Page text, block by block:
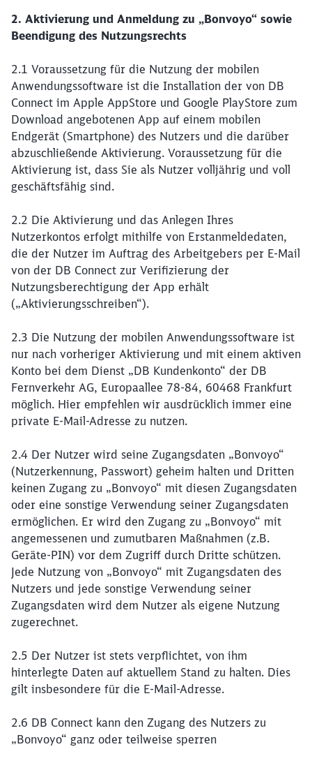
2. Aktivierung und Anmeldung zu „Bonvoyo“ sowie
Beendigung des Nutzungsrechts
2.1 Voraussetzung für die Nutzung der mobilen
Anwendungssoftware ist die Installation der von DB
Connect im Apple AppStore und Google PlayStore zum
Download angebotenen App auf einem mobilen
Endgerät (Smartphone) des Nutzers und die darüber
abzuschließende Aktivierung. Voraussetzung für die
Aktivierung ist, dass Sie als Nutzer volljährig und voll
geschäftsfähig sind.
2.2 Die Aktivierung und das Anlegen Ihres
Nutzerkontos erfolgt mithilfe von Erstanmeldedaten,
die der Nutzer im Auftrag des Arbeitgebers per E-Mail
von der DB Connect zur Verifizierung der
Nutzungsberechtigung der App erhält
(„Aktivierungsschreiben“).
2.3 Die Nutzung der mobilen Anwendungssoftware ist
nur nach vorheriger Aktivierung und mit einem aktiven
Konto bei dem Dienst „DB Kundenkonto“ der DB
Fernverkehr AG, Europaallee 78-84, 60468 Frankfurt
möglich. Hier empfehlen wir ausdrücklich immer eine
private E-Mail-Adresse zu nutzen.
2.4 Der Nutzer wird seine Zugangsdaten „Bonvoyo“
(Nutzerkennung, Passwort) geheim halten und Dritten
keinen Zugang zu „Bonvoyo“ mit diesen Zugangsdaten
oder eine sonstige Verwendung seiner Zugangsdaten
ermöglichen. Er wird den Zugang zu „Bonvoyo“ mit
angemessenen und zumutbaren Maßnahmen (z.B.
Geräte-PIN) vor dem Zugriff durch Dritte schützen.
Jede Nutzung von „Bonvoyo“ mit Zugangsdaten des
Nutzers und jede sonstige Verwendung seiner
Zugangsdaten wird dem Nutzer als eigene Nutzung
zugerechnet.
2.5 Der Nutzer ist stets verpflichtet, von ihm
hinterlegte Daten auf aktuellem Stand zu halten. Dies
gilt insbesondere für die E-Mail-Adresse.
2.6 DB Connect kann den Zugang des Nutzers zu
„Bonvoyo“ ganz oder teilweise sperren